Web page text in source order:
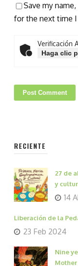
Save my
for the next time
Verificación
Haga clic
RECIENTE
27 de
y
14
Liberación de la
23 Feb 2024
Nine
Mother